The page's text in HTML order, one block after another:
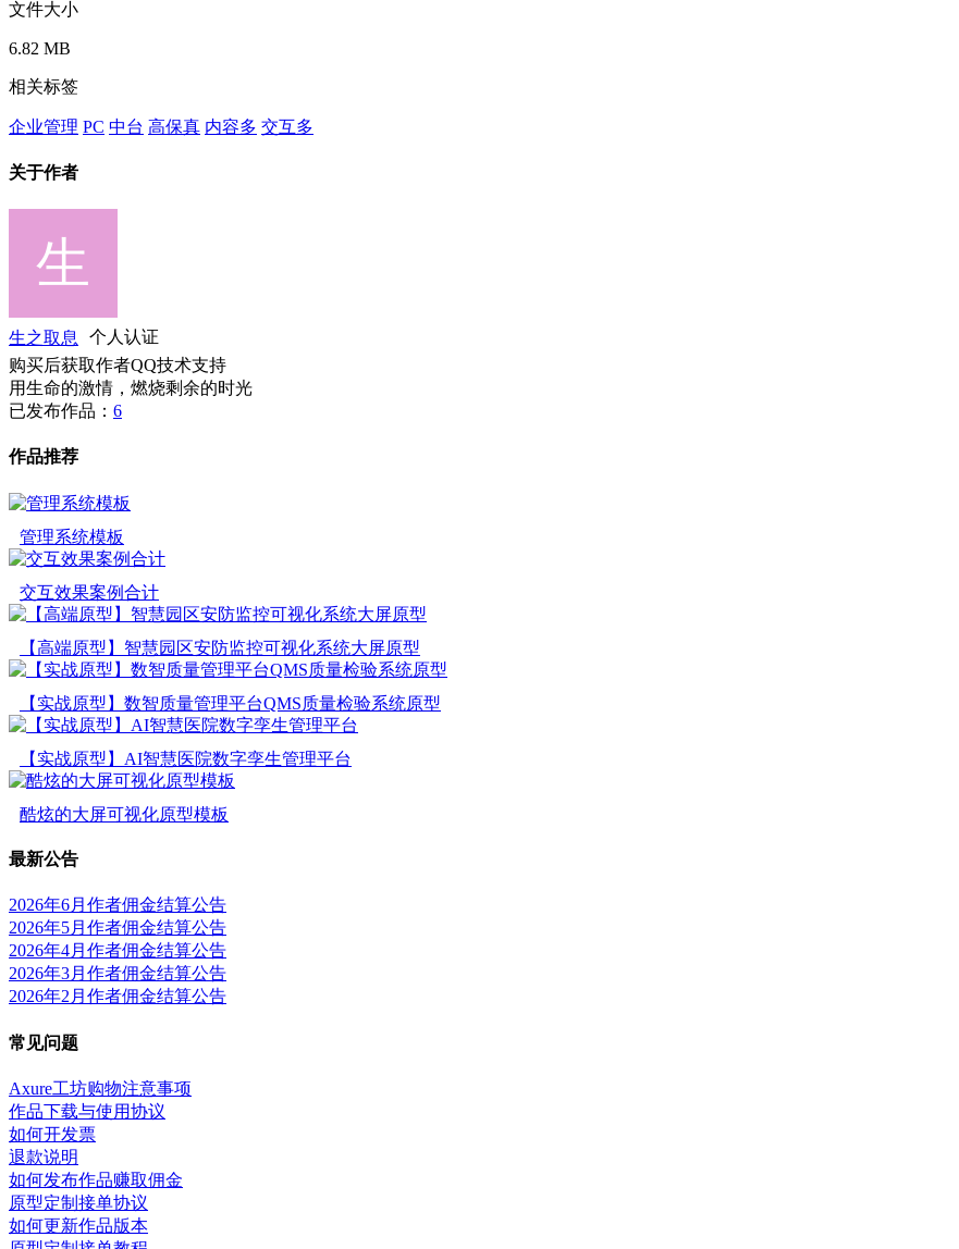
文件大小
6.82 MB
相关标签
企业管理 PC 中台 高保真 内容多 交互多
关于作者
生之取息
个人认证
购买后获取作者QQ技术支持
用生命的激情，燃烧剩余的时光
已发布作品： 6
作品推荐
管理系统模板
交互效果案例合计
【高端原型】智慧园区安防监控可视化系统大屏原型
【实战原型】数智质量管理平台QMS质量检验系统原型
【实战原型】AI智慧医院数字孪生管理平台
酷炫的大屏可视化原型模板
最新公告
2026年6月作者佣金结算公告
2026年5月作者佣金结算公告
2026年4月作者佣金结算公告
2026年3月作者佣金结算公告
2026年2月作者佣金结算公告
常见问题
Axure工坊购物注意事项
作品下载与使用协议
如何开发票
退款说明
如何发布作品赚取佣金
原型定制接单协议
如何更新作品版本